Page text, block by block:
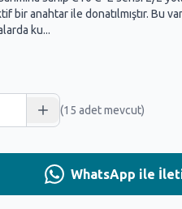
bir anahtar ile donatılmıştır. Bu
ku...
(15 adet mevcut)
WhatsApp ile